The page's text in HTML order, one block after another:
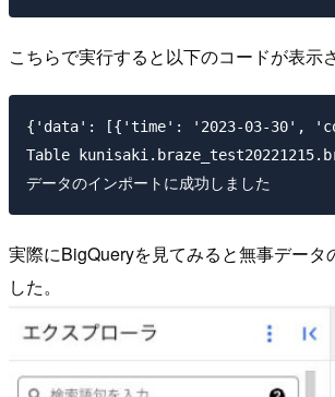
こちらで実行すると以下のコードが表示
{'data': [{'time': '2023-03-30',
Table
実際にBigQueryを見てみると無事データ
した。